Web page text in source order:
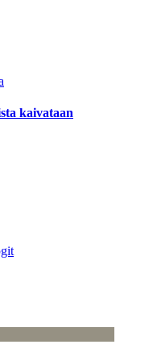
kaivataan